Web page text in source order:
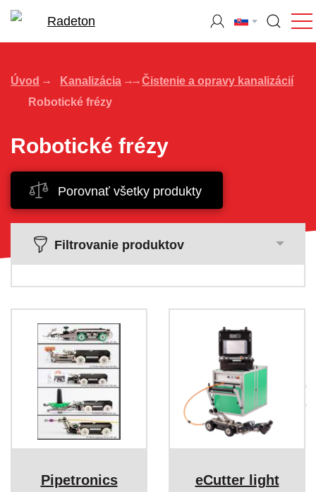
Úvod Kanalizácia
Čistenie a opravy kanalizácií
Robotické frézy
Robotické frézy
Porovnať všetky produkty
Filtrovanie produktov
Pipetronics
eCutter light